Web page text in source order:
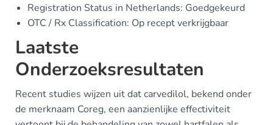
Registration Status in Netherlands: Goedgekeurd
OTC / Rx Classification: Op recept verkrijgbaar
Laatste
Onderzoeksresultaten
Recent studies wijzen uit dat carvedilol, bekend onder
de merknaam Coreg, een aanzienlijke effectiviteit